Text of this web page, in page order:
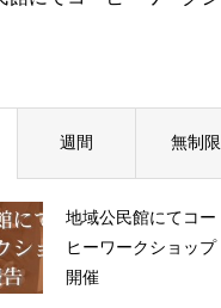
週間 無制限
地域公民館にてコー
ヒーワークショップ
開催